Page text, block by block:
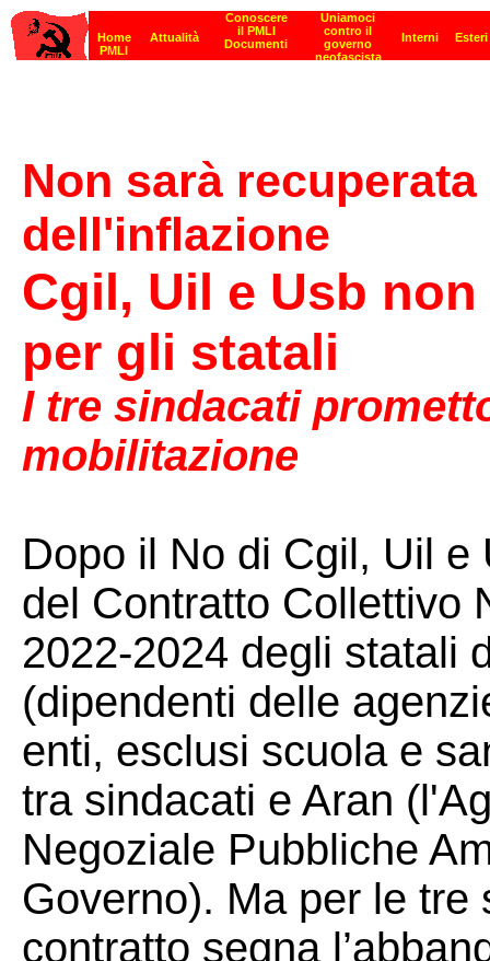
Non sarà
dell'inflazione
Cgil, Uil e Usb
per gli statali
I tre sindacati
mobilitazione
Dopo il No di Cgil, Uil
del Contratto Collettivo
2022-2024 degli statali
(dipendenti delle
enti, esclusi scuola e
tra sindacati e Aran
Negoziale Pubbliche
Governo). Ma per le tre
contratto segna